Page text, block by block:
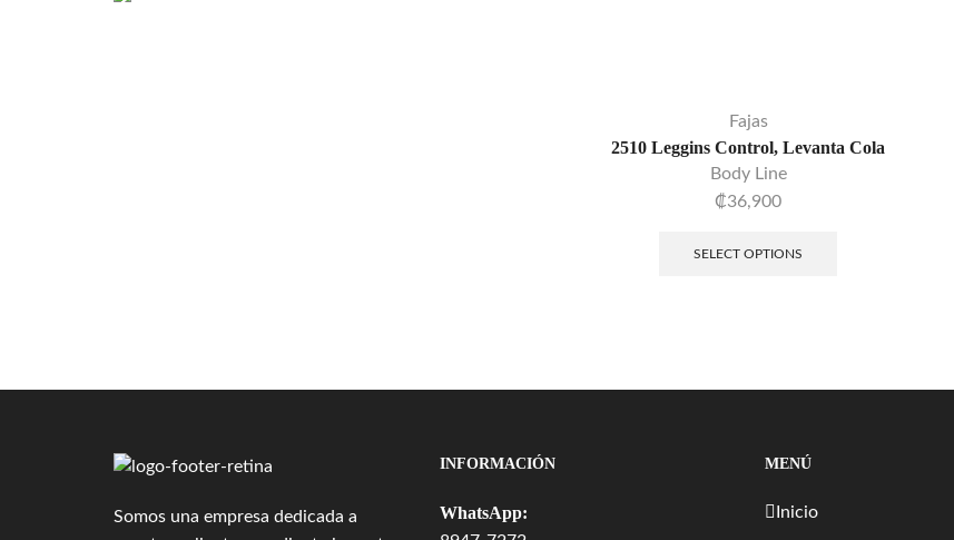
Fajas
2510 Leggins Control, Levanta Cola
Body Line
₡36,900
SELECT OPTIONS
Somos una empresa dedicada a
INFORMACIÓN
WhatsApp:
MENÚ
Inicio